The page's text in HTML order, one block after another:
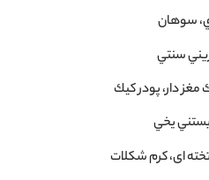
سوهان
سنتي
مغز دار، پودر كيك
يخي
ای، كرم شكلات